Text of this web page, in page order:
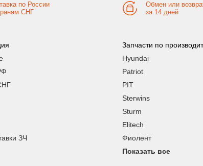
по России
СНГ
Обмен или
за 14 дней
ЗЧ
Запчасти по
Hyundai
Patriot
PIT
Sterwins
Sturm
Elitech
Фиолент
Показать все